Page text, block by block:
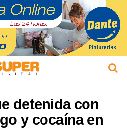
detenida con
y cocaína en